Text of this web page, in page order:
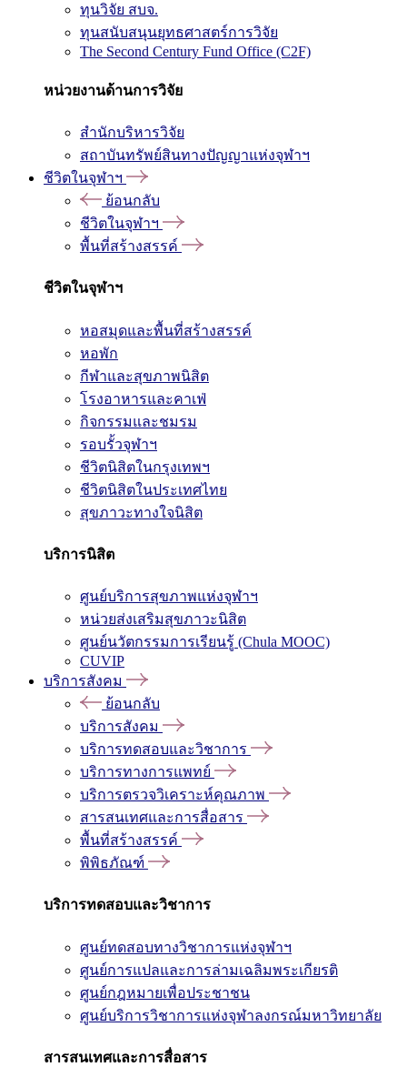
ทุนวิจัย สบจ.
ทุนสนับสนุนยุทธศาสตร์การวิจัย
The Second Century Fund Office (C2F)
หน่วยงานด้านการวิจัย
สำนักบริหารวิจัย
สถาบันทรัพย์สินทางปัญญาแห่งจุฬาฯ
ชีวิตในจุฬาฯ
ย้อนกลับ
ชีวิตในจุฬาฯ
พื้นที่สร้างสรรค์
ชีวิตในจุฬาฯ
หอสมุดและพื้นที่สร้างสรรค์
หอพัก
กีฬาและสุขภาพนิสิต
โรงอาหารและคาเฟ่
กิจกรรมและชมรม
รอบรั้วจุฬาฯ
ชีวิตนิสิตในกรุงเทพฯ
ชีวิตนิสิตในประเทศไทย
สุขภาวะทางใจนิสิต
บริการนิสิต
ศูนย์บริการสุขภาพแห่งจุฬาฯ
หน่วยส่งเสริมสุขภาวะนิสิต
ศูนย์นวัตกรรมการเรียนรู้ (Chula MOOC)
CUVIP
บริการสังคม
ย้อนกลับ
บริการสังคม
บริการทดสอบและวิชาการ
บริการทางการแพทย์
บริการตรวจวิเคราะห์คุณภาพ
สารสนเทศและการสื่อสาร
พื้นที่สร้างสรรค์
พิพิธภัณฑ์
บริการทดสอบและวิชาการ
ศูนย์ทดสอบทางวิชาการแห่งจุฬาฯ
ศูนย์การแปลและการล่ามเฉลิมพระเกียรติ
ศูนย์กฎหมายเพื่อประชาชน
ศูนย์บริการวิชาการแห่งจุฬาลงกรณ์มหาวิทยาลัย
สารสนเทศและการสื่อสาร